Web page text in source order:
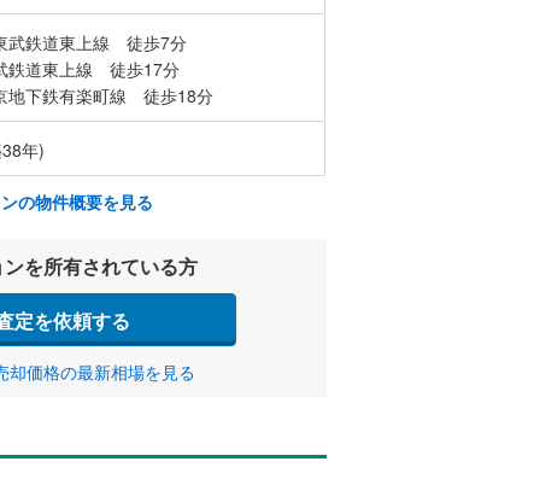
武鉄道東上線 徒歩7分
鉄道東上線 徒歩17分
地下鉄有楽町線 徒歩18分
年)
の物件概要を見る
を所有されている方
定を依頼する
却価格の最新相場を見る